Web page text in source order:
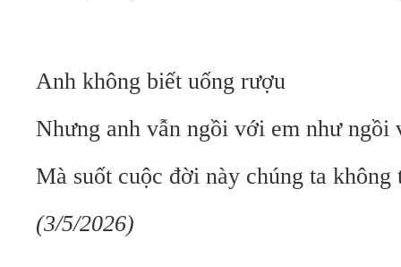
Anh không biết uống rượu
Nhưng anh vẫn ngồi với em như ngồi
Mà suốt cuộc đời này chúng ta không
(3/5/2026)